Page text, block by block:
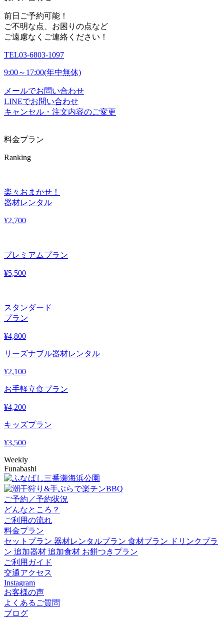
前日ご予約可能！
ご不明な点、お困りの点など
ご遠慮なくご連絡ください！
TEL03-6803-1097
9:00～17:00(年中無休)
メールでお問い合わせ
LINEでお問い合わせ
キャンセル・注文内容のご変更
料金プラン
Ranking
楽々おまかせ！
器材レンタル
¥2,700
プレミアムプラン
¥5,500
スタンダード
プラン
¥4,800
リーズナブル器材レンタル
¥2,100
お手軽立食プラン
¥4,200
キッズプラン
¥3,500
Weekly
Funabashi
ご予約／予約状況
どんなところ？
ご利用の流れ
料金プラン
セットプラン 器材レンタルプラン 食材プラン ドリンクプラ
ン 追加器材 追加食材 お餅つきプラン
ご利用ガイド
交通アクセス
Instagram
お客様の声
よくあるご質問
ブログ